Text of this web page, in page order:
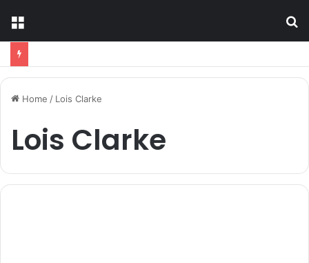
Home / Lois Clarke
Lois Clarke